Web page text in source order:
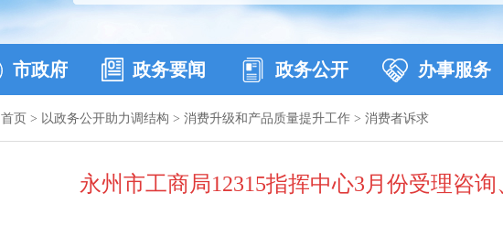
市政府 政务要闻 政务公开 办事服务
首页 > 以政务公开助力调结构 > 消费升级和产品质量提升工作 > 消费者诉求
永州市工商局12315指挥中心3月份受理咨